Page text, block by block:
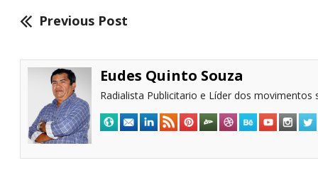
Previous Post
Eudes Quinto Souza
Radialista Publicitario e Líder dos movimentos